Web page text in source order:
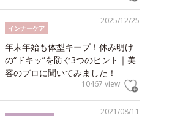
2025/12/25
インナーケア
年末年始も体型キープ！休み明け
の“ドキッ”を防ぐ3つのヒント｜美
容のプロに聞いてみました！
10467 view
2021/08/11